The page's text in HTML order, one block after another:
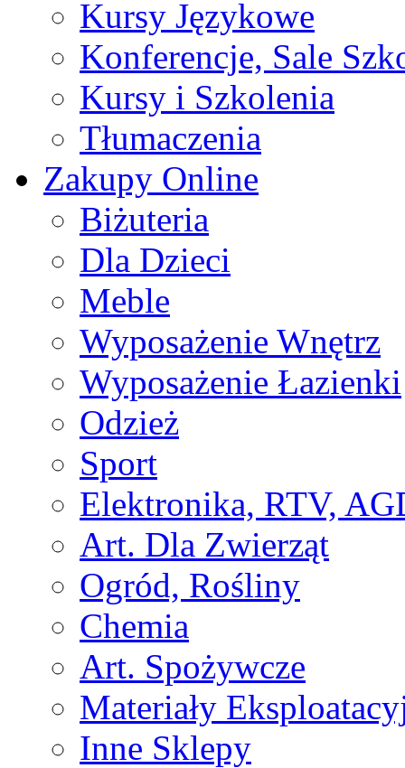
Kursy Językowe
Konferencje, Sale
Kursy i Szkolenia
Tłumaczenia
Zakupy Online
Biżuteria
Dla Dzieci
Meble
Wyposażenie Wnętrz
Wyposażenie Łazienki
Odzież
Sport
Elektronika, RTV,
Art. Dla Zwierząt
Ogród, Rośliny
Chemia
Art. Spożywcze
Materiały
Inne Sklepy